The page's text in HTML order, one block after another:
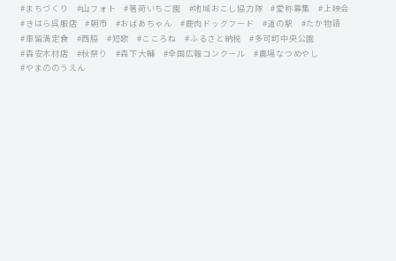
#まちづくり
#山フォト #箸荷いちご園 #地域おこし協力隊 #愛称募集
#上映会
#きはら呉服店
#朝市 #おばあちゃん #鹿肉ドッグフード #道の駅
#たか物語
#車留満定食
#西脇 #短歌 #こころね #ふるさと納税
#多可町中央公園
#森安木材店
#秋祭り #森下大輔 #全国広報コンクール
#農場なつめやし
#やまののうえん